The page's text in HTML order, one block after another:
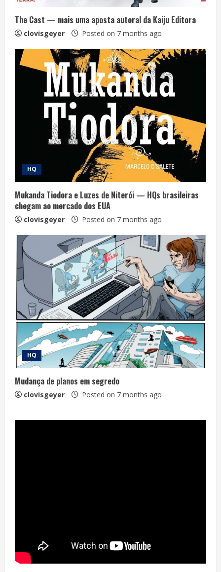
The Cast — mais uma aposta autoral da Kaiju Editora
clovisgeyer Posted on 7 months ago
HQ
Mukanda Tiodora e Luzes de Niterói — HQs brasileiras
chegam ao mercado dos EUA
clovisgeyer Posted on 7 months ago
HQ
Mudança de planos em segredo
clovisgeyer Posted on 7 months ago